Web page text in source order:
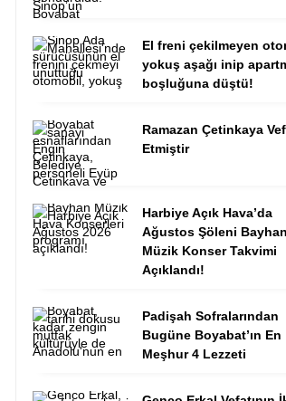
El freni çekilmeyen
yokuş aşağı inip
boşluğuna düştü!
Ramazan Çetinkaya
Etmiştir
Harbiye Açık Hava’da
Ağustos Şöleni Bayhan
Müzik Konser Takvimi
Açıklandı!
Padişah Sofralarından
Bugüne Boyabat’ın En
Meşhur 4 Lezzeti